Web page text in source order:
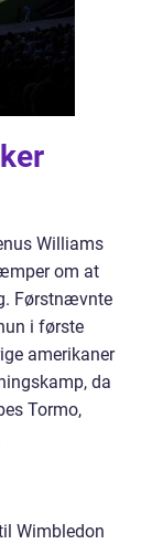
Williams
om at
Førstnævnte
i første
amerikaner
da
Tormo,
Wimbledon